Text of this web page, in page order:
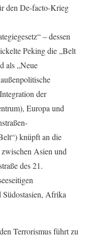
den De-facto-Krieg
– dessen
Peking die „Belt
als „Neue
der
Europa und
knüpft an die
Asien und
des 21.
Afrika
Terrorismus führt zu